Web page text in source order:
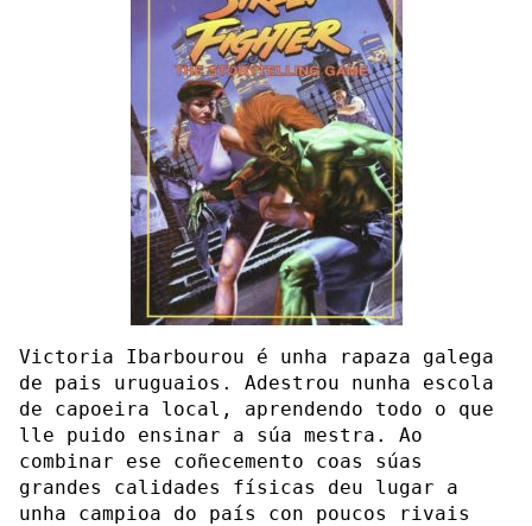
Victoria Ibarbourou é unha rapaza galega
de pais uruguaios. Adestrou nunha escola
de capoeira local, aprendendo todo o que
lle puido ensinar a súa mestra. Ao
combinar ese coñecemento coas súas
grandes calidades físicas deu lugar a
unha campioa do país con poucos rivais